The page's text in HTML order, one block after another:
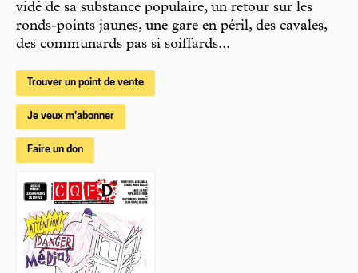
vidé de sa substance populaire, un retour sur les
ronds-points jaunes, une gare en péril, des cavales,
des communards pas si soiffards...
Trouver un point de vente
Je veux m'abonner
Faire un don